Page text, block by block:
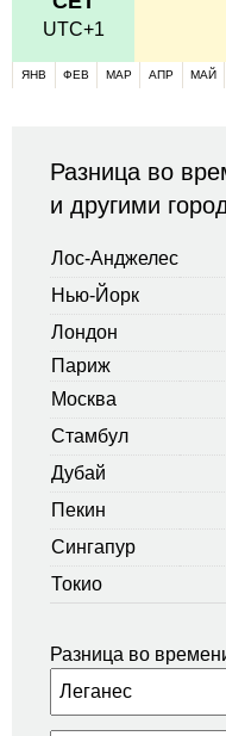
UTC+1
ЯНВ ФЕВ МАР АПР МАЙ
Разница во
и другими
Лос-Анджелес
Нью-Йорк
Лондон
Париж
Москва
Стамбул
Дубай
Пекин
Сингапур
Токио
Разница во